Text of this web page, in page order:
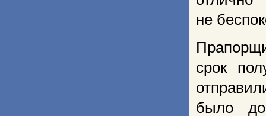
не
срок
было